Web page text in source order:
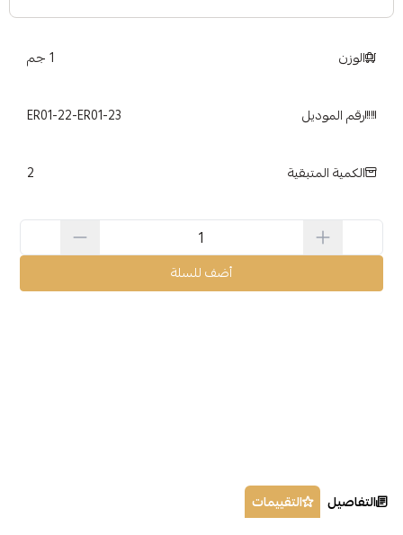
الوزن 1 جم
رقم الموديل ER01-22-ER01-23
الكمية المتبقية 2
أضف للسلة
التفاصيل التقييمات